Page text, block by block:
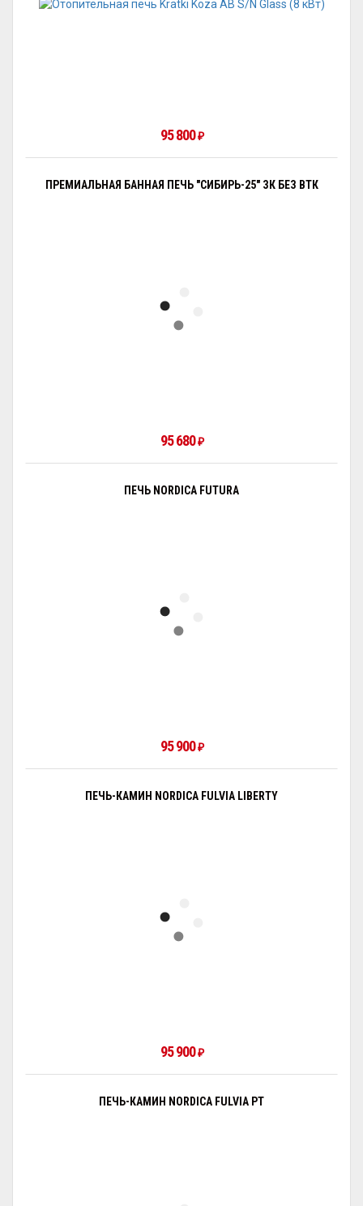
95 800₽
ПРЕМИАЛЬНАЯ БАННАЯ ПЕЧЬ "СИБИРЬ-25" ЗК БЕЗ ВТК
95 680₽
ПЕЧЬ NORDICA FUTURA
95 900₽
ПЕЧЬ-КАМИН NORDICA FULVIA LIBERTY
95 900₽
ПЕЧЬ-КАМИН NORDICA FULVIA PT